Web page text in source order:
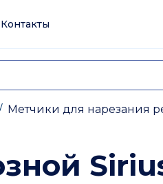
Контакты
Метчики для нарезания